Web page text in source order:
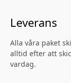
Leverans
Alla våra paket
alltid efter att
vardag.